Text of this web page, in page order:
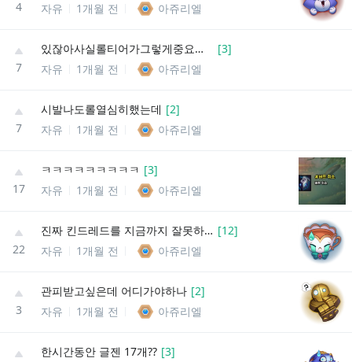
4
자유
1개월 전 아쥬리엘
7
있잖아사실롤티어가그렇게중요한가? [3]
자유
1개월 전 아쥬리엘
7
시발나도롤열심히했는데 [2]
자유
1개월 전 아쥬리엘
17
ㅋㅋㅋㅋㅋㅋㅋㅋㅋ [3]
자유
1개월 전 아쥬리엘
22
진짜 킨드레드를 지금까지 잘못하고있었네... [12]
자유
1개월 전 아쥬리엘
3
관피받고싶은데 어디가야하나 [2]
자유
1개월 전 아쥬리엘
한시간동안 글젠 17개?? [3]